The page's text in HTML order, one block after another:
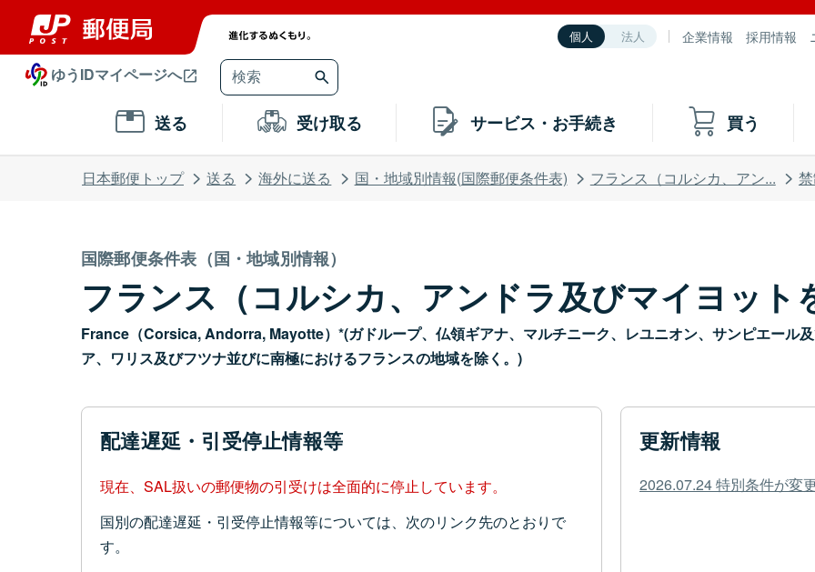
個人 法人 企業情報 採用情報
ゆうIDマイページへ
送る 受け取る サービス・お手続き 買う
日本郵便トップ 送る 海外に送る 国・地域別情報(国際郵便条件表) フランス（コルシカ、アン...
国際郵便条件表（国・地域別情報）
フランス（コルシカ、アンドラ及びマイヨット
France（Corsica, Andorra, Mayotte）*(ガドループ、仏領ギアナ、マルチニーク、レユニオン、サンピエール
ア、ワリス及びフツナ並びに南極におけるフランスの地域を除く。)
配達遅延・引受停止情報等
現在、SAL扱いの郵便物の引受けは全面的に停止しています。
国別の配達遅延・引受停止情報等については、次のリンク先のとおりで
す。
更新情報
2026.07.24 特別条件が変